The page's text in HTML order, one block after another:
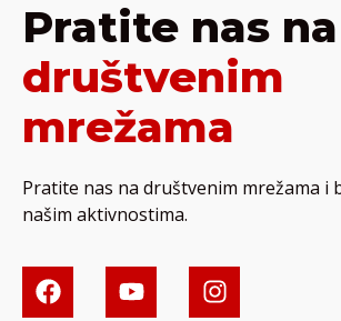
Pratite nas na
društvenim
mrežama
Pratite nas na društvenim mrežama i
našim aktivnostima.